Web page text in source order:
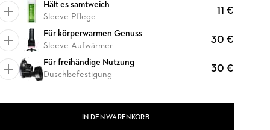
Hält es samtweich
Sleeve-Pflege
11 €
Für körperwarmen Genuss
Sleeve-Aufwärmer
30 €
Für freihändige Nutzung
Duschbefestigung
30 €
IN DEN WARENKORB